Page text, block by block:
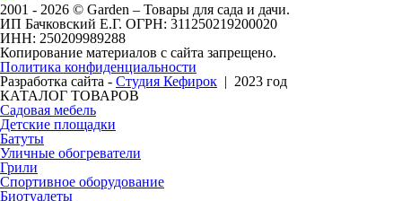
2001 - 2026 © Garden – Товары для сада и дачи.
ИП Бачковский Е.Г. ОГРН: 311250219200020
ИНН: 250209989288
Копирование материалов с сайта запрещено.
Политика конфиденциальности
Разработка сайта - Студия Кефирок | 2023 год
КАТАЛОГ ТОВАРОВ
Садовая мебель
Детские площадки
Батуты
Уличные обогреватели
Грили
Спортивное оборудование
Биотуалеты